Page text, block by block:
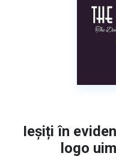
Ieșiți în
logo